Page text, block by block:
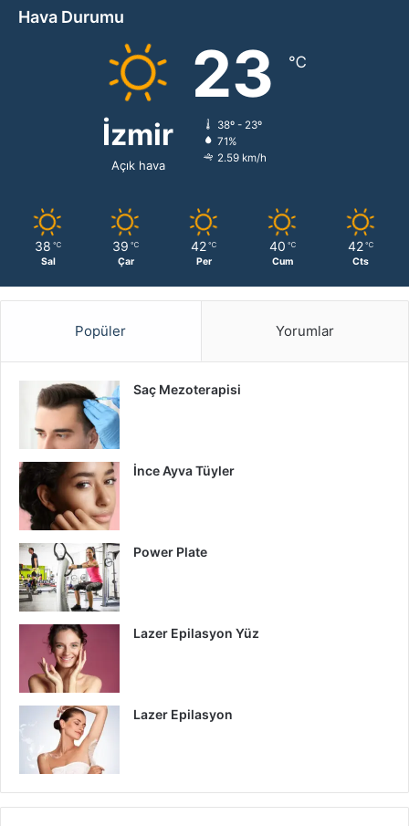
Hava Durumu
İzmir
Açık hava
23 ℃
38º - 23º
71%
2.59 km/h
38 ℃
Sal
39 ℃
Çar
42 ℃
Per
40 ℃
Cum
42 ℃
Cts
Popüler Yorumlar
Saç Mezoterapisi
İnce Ayva Tüyler
Power Plate
Lazer Epilasyon Yüz
Lazer Epilasyon